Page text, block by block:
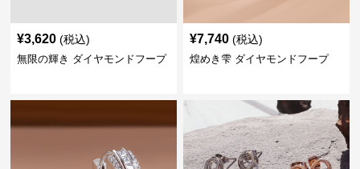
¥3,620 (税込)
無限の輝き ダイヤモンドフープ
¥7,740 (税込)
煌めき雫 ダイヤモンドフープ